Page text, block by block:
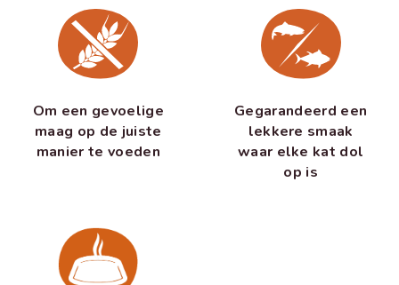
Om een gevoelige
maag op de juiste
manier te voeden
Gegarandeerd een
lekkere smaak
waar elke kat dol
op is